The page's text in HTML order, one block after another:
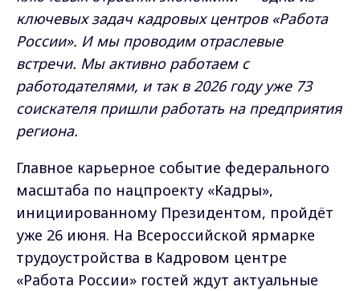
ключевых задач кадровых центров «Работа
России». И мы проводим отраслевые
встречи. Мы активно работаем с
работодателями, и так в 2026 году уже 73
соискателя пришли работать на предприятия
региона.
Главное карьерное событие федерального
масштаба по нацпроекту «Кадры»,
инициированному Президентом, пройдёт
уже 26 июня. На Всероссийской ярмарке
трудоустройства в Кадровом центре
«Работа России» гостей ждут актуальные